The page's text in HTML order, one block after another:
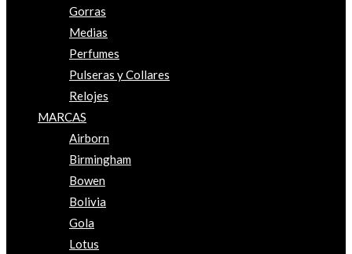
Gorras
Medias
Perfumes
Pulseras y Collares
Relojes
MARCAS
Airborn
Birmingham
Bowen
Bolivia
Gola
Lotus